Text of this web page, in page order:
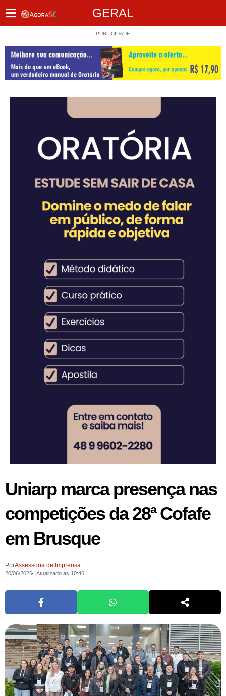
GERAL
PUBLICIDADE
Uniarp marca presença nas
competições da 28ª Cofafe
em Brusque
PorAssessoria de Imprensa
20/06/2026 Atualizado às 10:46